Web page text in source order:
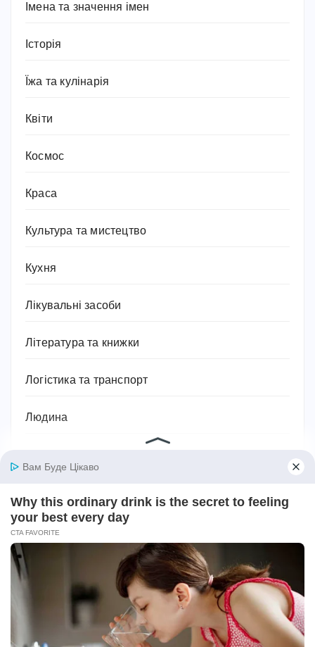
Імена та значення імен
Історія
Їжа та кулінарія
Квіти
Космос
Краса
Культура та мистецтво
Кухня
Лікувальні засоби
Література та книжки
Логістика та транспорт
Людина
Мотивація для спорту
Музика
Навчання
Напої